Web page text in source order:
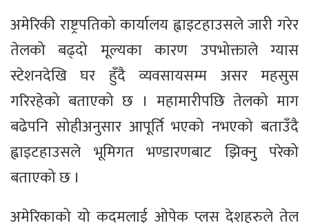
अमेरिकी राष्ट्रपतिको कार्यालय ह्वाइटहाउसले जारी गरेर
तेलको बढ्दो मूल्यका कारण उपभोक्ताले ग्यास
स्टेशनदेखि घर हुँदै व्यवसायसम्म असर महसुस
गरिरहेको बताएको छ । महामारीपछि तेलको माग
बढेपनि सोहीअनुसार आपूर्ति भएको नभएको बताउँदै
ह्वाइटहाउसले भूमिगत भण्डारणबाट झिक्नु परेको
बताएको छ ।
अमेरिकाको यो कदमलाई ओपेक प्लस देशहरुले तेल